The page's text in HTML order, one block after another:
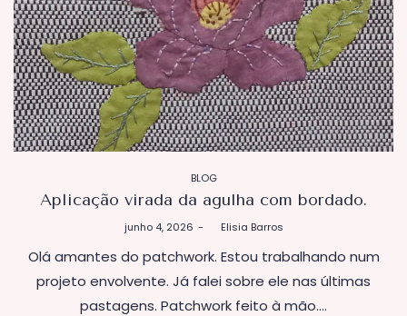
POSTADO
BLOG
Aplicação virada da agulha com bordado.
Postado
junho 4, 2026 Elisia Barros
Olá amantes do patchwork. Estou trabalhando num
projeto envolvente. Já falei sobre ele nas últimas
pastagens. Patchwork feito à mão.…